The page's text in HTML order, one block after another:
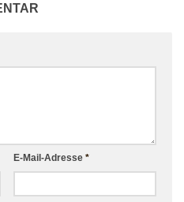
E-Mail-Adresse *